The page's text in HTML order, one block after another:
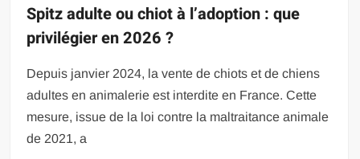
Spitz adulte ou chiot à l’adoption : que
privilégier en 2026 ?
Depuis janvier 2024, la vente de chiots et de chiens
adultes en animalerie est interdite en France. Cette
mesure, issue de la loi contre la maltraitance animale
de 2021, a